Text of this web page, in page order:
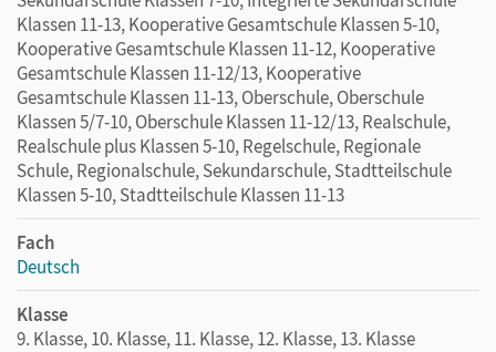
Klassen 11-13, Kooperative Gesamtschule Klassen 5-10,
Kooperative Gesamtschule Klassen 11-12, Kooperative
Gesamtschule Klassen 11-12/13, Kooperative
Gesamtschule Klassen 11-13, Oberschule, Oberschule
Klassen 5/7-10, Oberschule Klassen 11-12/13, Realschule,
Realschule plus Klassen 5-10, Regelschule, Regionale
Schule, Regionalschule, Sekundarschule, Stadtteilschule
Klassen 5-10, Stadtteilschule Klassen 11-13
Fach
Deutsch
Klasse
9. Klasse, 10. Klasse, 11. Klasse, 12. Klasse, 13. Klasse